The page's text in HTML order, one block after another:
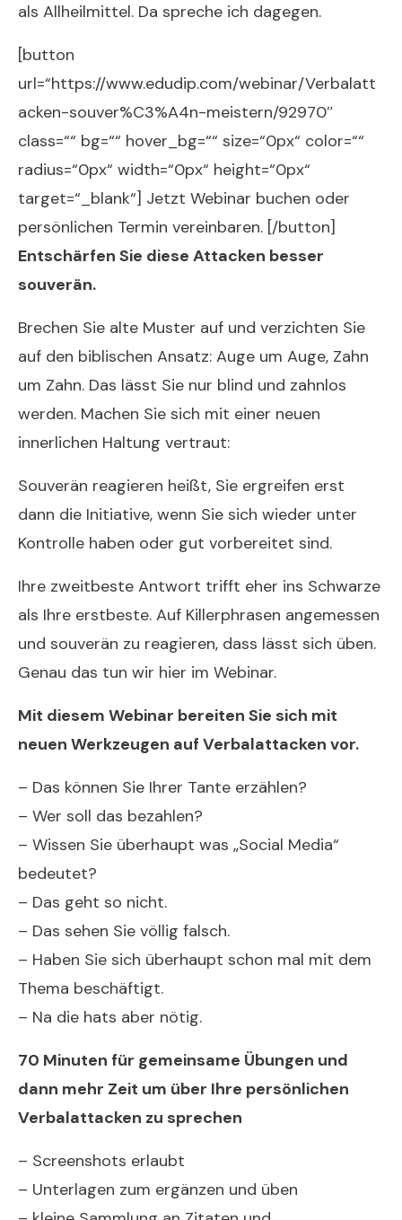
als Allheilmittel. Da spreche ich dagegen.
[button
url=“https://www.edudip.com/webinar/Verbalatt
acken-souver%C3%A4n-meistern/92970″
class=““ bg=““ hover_bg=““ size=“0px“ color=““
radius=“0px“ width=“0px“ height=“0px“
target=“_blank“] Jetzt Webinar buchen oder
persönlichen Termin vereinbaren. [/button]
Entschärfen Sie diese Attacken besser
souverän.
Brechen Sie alte Muster auf und verzichten Sie
auf den biblischen Ansatz: Auge um Auge, Zahn
um Zahn. Das lässt Sie nur blind und zahnlos
werden. Machen Sie sich mit einer neuen
innerlichen Haltung vertraut:
Souverän reagieren heißt, Sie ergreifen erst
dann die Initiative, wenn Sie sich wieder unter
Kontrolle haben oder gut vorbereitet sind.
Ihre zweitbeste Antwort trifft eher ins Schwarze
als Ihre erstbeste. Auf Killerphrasen angemessen
und souverän zu reagieren, dass lässt sich üben.
Genau das tun wir hier im Webinar.
Mit diesem Webinar bereiten Sie sich mit
neuen Werkzeugen auf Verbalattacken vor.
– Das können Sie Ihrer Tante erzählen?
– Wer soll das bezahlen?
– Wissen Sie überhaupt was „Social Media“
bedeutet?
– Das geht so nicht.
– Das sehen Sie völlig falsch.
– Haben Sie sich überhaupt schon mal mit dem
Thema beschäftigt.
– Na die hats aber nötig.
70 Minuten für gemeinsame Übungen und
dann mehr Zeit um über Ihre persönlichen
Verbalattacken zu sprechen
– Screenshots erlaubt
– Unterlagen zum ergänzen und üben